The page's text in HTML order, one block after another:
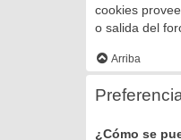
cookies
o salida del
Arriba
¿Cómo se